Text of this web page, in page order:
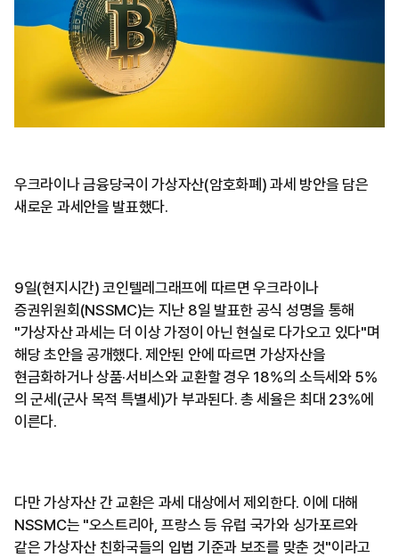
우크라이나 금융당국이 가상자산(암호화폐) 과세 방안을 담은
새로운 과세안을 발표했다.
9일(현지시간) 코인텔레그래프에 따르면 우크라이나
증권위원회(NSSMC)는 지난 8일 발표한 공식 성명을 통해
"가상자산 과세는 더 이상 가정이 아닌 현실로 다가오고 있다"며
해당 초안을 공개했다. 제안된 안에 따르면 가상자산을
현금화하거나 상품·서비스와 교환할 경우 18%의 소득세와 5%
의 군세(군사 목적 특별세)가 부과된다. 총 세율은 최대 23%에
이른다.
다만 가상자산 간 교환은 과세 대상에서 제외한다. 이에 대해
NSSMC는 "오스트리아, 프랑스 등 유럽 국가와 싱가포르와
같은 가상자산 친화국들의 입법 기준과 보조를 맞춘 것"이라고